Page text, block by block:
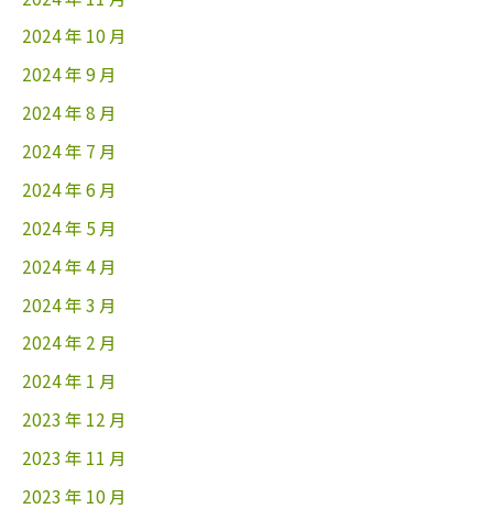
2024 年 10 月
2024 年 9 月
2024 年 8 月
2024 年 7 月
2024 年 6 月
2024 年 5 月
2024 年 4 月
2024 年 3 月
2024 年 2 月
2024 年 1 月
2023 年 12 月
2023 年 11 月
2023 年 10 月